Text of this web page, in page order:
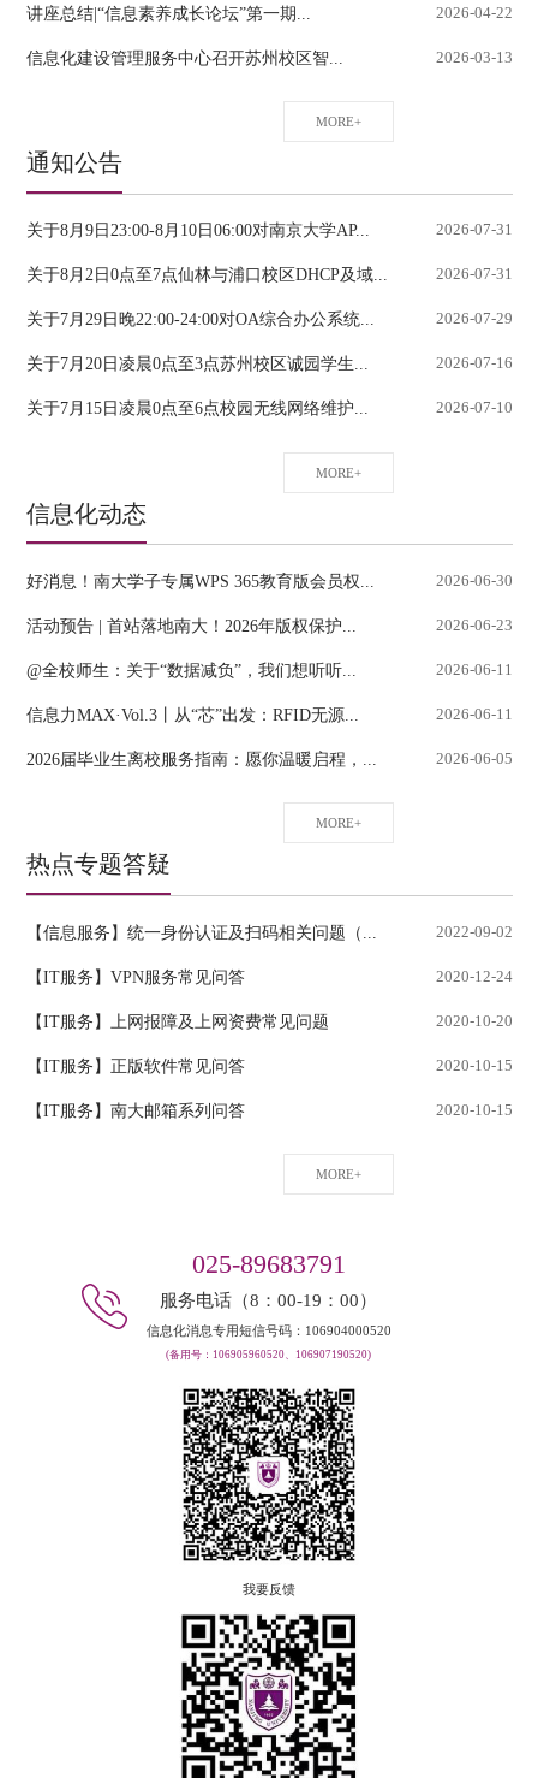
讲座总结|“信息素养成长论坛”第一期... 2026-04-22
信息化建设管理服务中心召开苏州校区智... 2026-03-13
MORE+
通知公告
关于8月9日23:00-8月10日06:00对南京大学AP... 2026-07-31
关于8月2日0点至7点仙林与浦口校区DHCP及域... 2026-07-31
关于7月29日晚22:00-24:00对OA综合办公系统... 2026-07-29
关于7月20日凌晨0点至3点苏州校区诚园学生... 2026-07-16
关于7月15日凌晨0点至6点校园无线网络维护... 2026-07-10
MORE+
信息化动态
好消息！南大学子专属WPS 365教育版会员权... 2026-06-30
活动预告 | 首站落地南大！2026年版权保护... 2026-06-23
@全校师生：关于“数据减负”，我们想听听... 2026-06-11
信息力MAX·Vol.3丨从“芯”出发：RFID无源... 2026-06-11
2026届毕业生离校服务指南：愿你温暖启程，... 2026-06-05
MORE+
热点专题答疑
【信息服务】统一身份认证及扫码相关问题（... 2022-09-02
【IT服务】VPN服务常见问答 2020-12-24
【IT服务】上网报障及上网资费常见问题 2020-10-20
【IT服务】正版软件常见问答 2020-10-15
【IT服务】南大邮箱系列问答 2020-10-15
MORE+
025-89683791
服务电话（8：00-19：00）
信息化消息专用短信号码：106904000520
(备用号：106905960520、106907190520)
我要反馈